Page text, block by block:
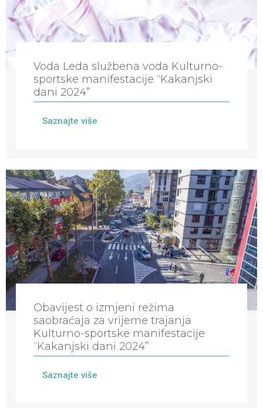
Voda Leda službena voda Kulturno-
sportske manifestacije “Kakanjski
dani 2024”
Saznajte više
Obavijest o izmjeni režima
saobraćaja za vrijeme trajanja
Kulturno-sportske manifestacije
“Kakanjski dani 2024”
Saznajte više